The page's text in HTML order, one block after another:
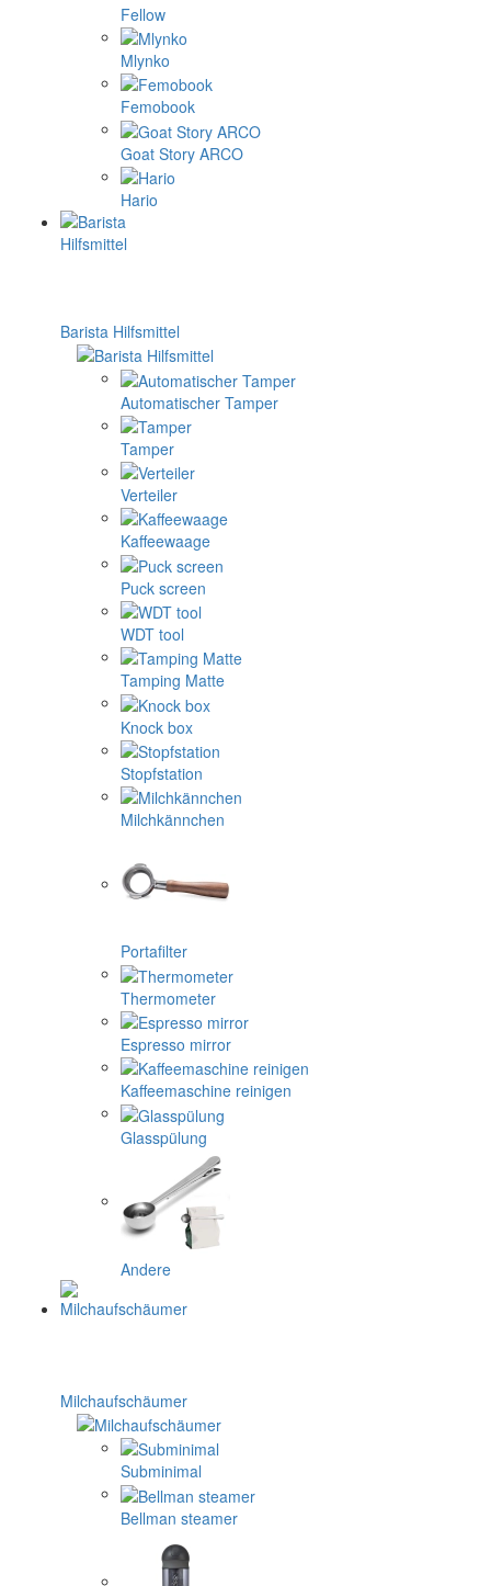
Fellow
Mlynko
Femobook
Goat Story ARCO
Hario
Barista Hilfsmittel
Automatischer Tamper
Tamper
Verteiler
Kaffeewaage
Puck screen
WDT tool
Tamping Matte
Knock box
Stopfstation
Milchkännchen
Portafilter
Thermometer
Espresso mirror
Kaffeemaschine reinigen
Glasspülung
Andere
Milchaufschäumer
Subminimal
Bellman steamer